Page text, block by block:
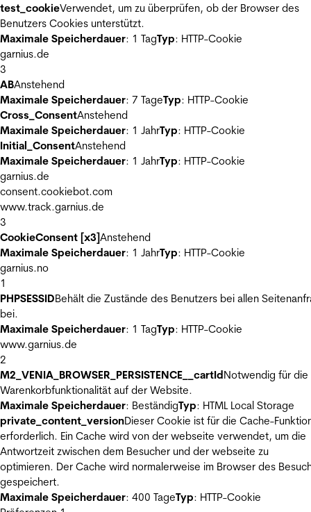
test_cookieVerwendet, um zu überprüfen, ob der Browser des
Benutzers Cookies unterstützt.
Maximale Speicherdauer: 1 TagTyp: HTTP-Cookie
garnius.de
3
ABAnstehend
Maximale Speicherdauer: 7 TageTyp: HTTP-Cookie
Cross_ConsentAnstehend
Maximale Speicherdauer: 1 JahrTyp: HTTP-Cookie
Initial_ConsentAnstehend
Maximale Speicherdauer: 1 JahrTyp: HTTP-Cookie
garnius.de
consent.cookiebot.com
www.track.garnius.de
3
CookieConsent [x3]Anstehend
Maximale Speicherdauer: 1 JahrTyp: HTTP-Cookie
garnius.no
1
PHPSESSIDBehält die Zustände des Benutzers bei allen
bei.
Maximale Speicherdauer: 1 TagTyp: HTTP-Cookie
www.garnius.de
2
M2_VENIA_BROWSER_PERSISTENCE__cartIdNotwendig für die
Warenkorbfunktionalität auf der Website.
Maximale Speicherdauer: BeständigTyp: HTML Local Storage
private_content_versionDieser Cookie ist für die Cache-
erforderlich. Ein Cache wird von der webseite verwendet, um die
Antwortzeit zwischen dem Besucher und der webseite zu
optimieren. Der Cache wird normalerweise im Browser des
gespeichert.
Maximale Speicherdauer: 400 TageTyp: HTTP-Cookie